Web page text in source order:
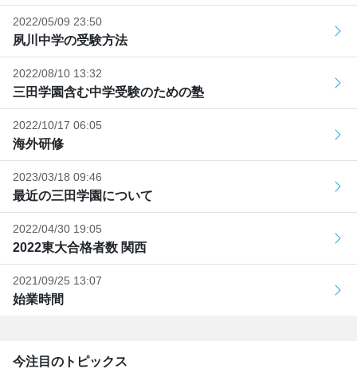
2022/05/09 23:50
夙川中学の受験方法
2022/08/10 13:32
三田学園含む中学受験のための塾
2022/10/17 06:05
海外研修
2023/03/18 09:46
最近の三田学園について
2022/04/30 19:05
2022東大合格者数 関西
2021/09/25 13:07
始業時間
今注目のトピックス